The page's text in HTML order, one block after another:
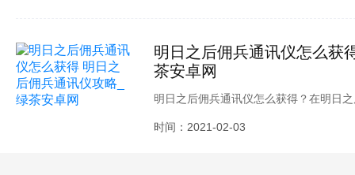
明日之后佣兵通讯仪怎么获
茶安卓网
明日之后佣兵通讯仪怎么获得？在明日
仪可以帮助我们获得一些道具。一起来
时间：2021-02-03